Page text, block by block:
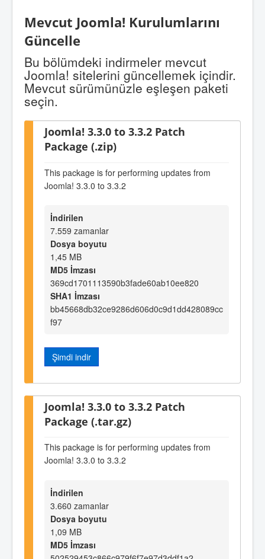
Mevcut Joomla! Kurulumlarını
Güncelle
Bu bölümdeki indirmeler mevcut
Joomla! sitelerini güncellemek içindir.
Mevcut sürümünüzle eşleşen paketi
seçin.
Joomla! 3.3.0 to 3.3.2 Patch
Package (.zip)
This package is for performing updates from
Joomla! 3.3.0 to 3.3.2
İndirilen
7.559 zamanlar
Dosya boyutu
1,45 MB
MD5 İmzası
369cd1701113590b3fade60ab10ee820
SHA1 İmzası
bb45668db32ce9286d606d0c9d1dd428089cc
f97
Şimdi indir
Joomla! 3.3.0 to 3.3.2 Patch
Package (.tar.gz)
This package is for performing updates from
Joomla! 3.3.0 to 3.3.2
İndirilen
3.660 zamanlar
Dosya boyutu
1,09 MB
MD5 İmzası